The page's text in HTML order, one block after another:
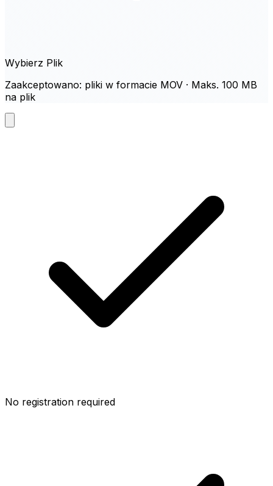
Wybierz Plik
Zaakceptowano: pliki w formacie MOV · Maks. 100 MB
na plik
No registration required